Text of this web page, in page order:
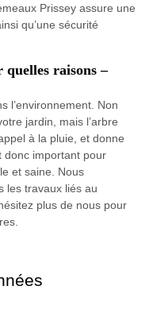
Prissey assure une
qu’une sécurité
raisons –
l’environnement. Non
jardin, mais l’arbre
à la pluie, et donne
donc important pour
et saine. Nous
les travaux liés au
plus de nous pour